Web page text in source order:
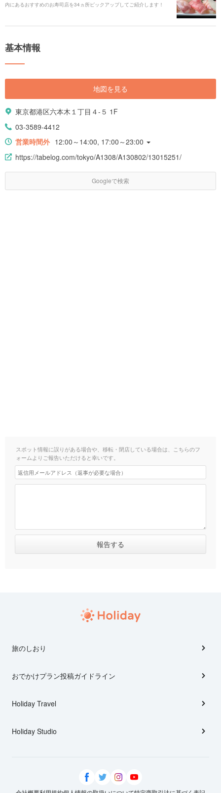
内にあるおすすめのお寿司店を34ヵ所ピックアップしてご紹介します！
基本情報
地図を見る
東京都港区六本木１丁目４-５ 1F
03-3589-4412
営業時間外 12:00～14:00, 17:00～23:00
https://tabelog.com/tokyo/A1308/A130802/13015251/
Googleで検索
スポット情報に誤りがある場合や、移転・閉店している場合は、こちらのフ
ォームよりご報告いただけると幸いです。
旅のしおり
おでかけプラン投稿ガイドライン
Holiday Travel
Holiday Studio